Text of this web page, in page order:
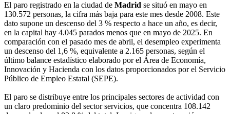
El paro registrado en la ciudad de Madrid se situó en mayo en
130.572 personas, la cifra más baja para este mes desde 2008. Este
dato supone un descenso del 3 % respecto a hace un año, es decir,
en la capital hay 4.045 parados menos que en mayo de 2025. En
comparación con el pasado mes de abril, el desempleo experimenta
un descenso del 1,6 %, equivalente a 2.165 personas, según el
último balance estadístico elaborado por el Área de Economía,
Innovación y Hacienda con los datos proporcionados por el Servicio
Público de Empleo Estatal (SEPE).
El paro se distribuye entre los principales sectores de actividad con
un claro predominio del sector servicios, que concentra 108.142